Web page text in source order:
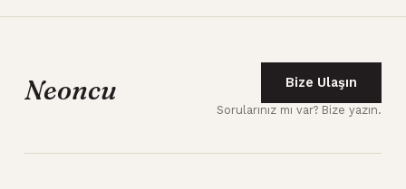
Neoncu Bize Ulaşın
Sorularınız mı var? Bize yazın.